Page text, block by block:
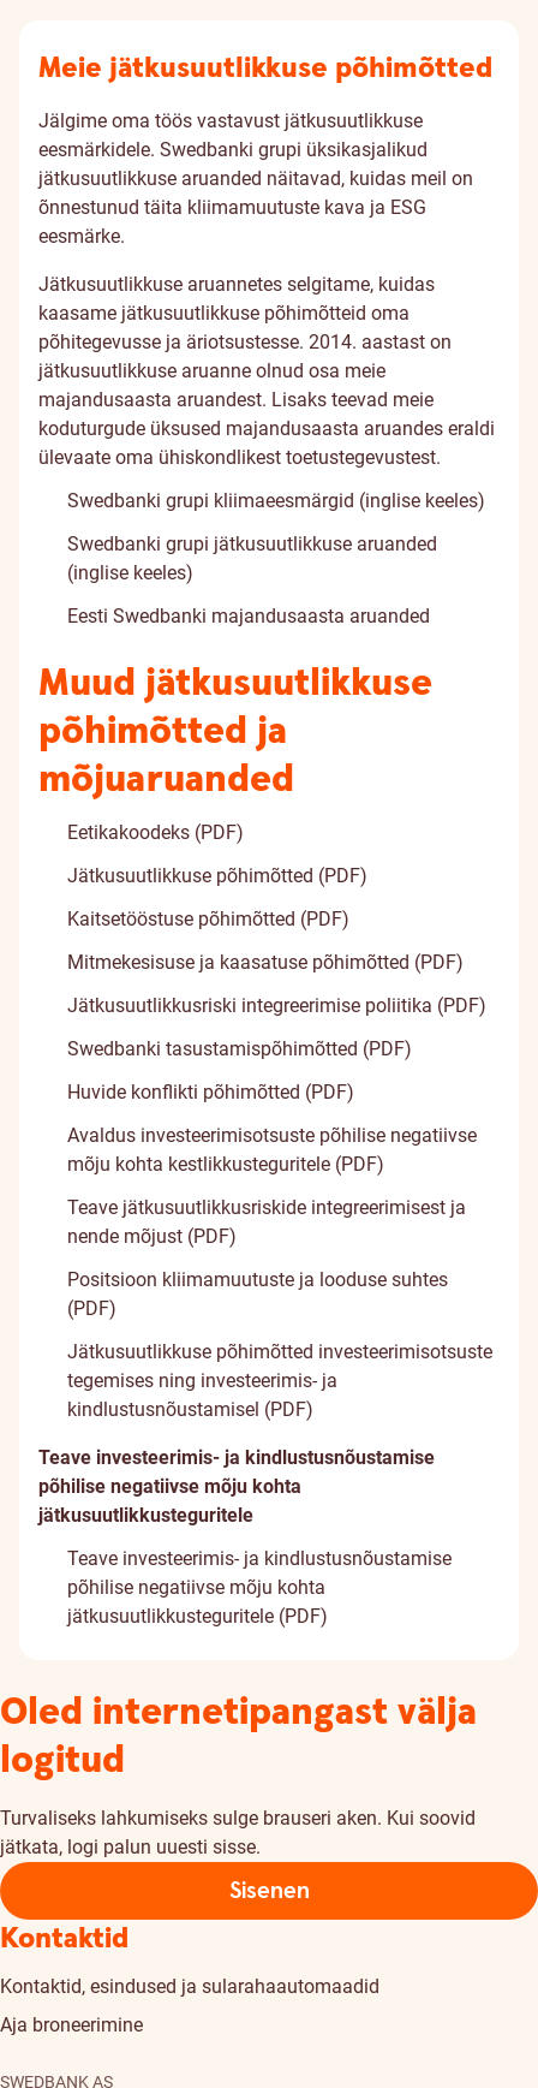
Meie jätkusuutlikkuse põhimõtted
Jälgime oma töös vastavust jätkusuutlikkuse
eesmärkidele. Swedbanki grupi üksikasjalikud
jätkusuutlikkuse aruanded näitavad, kuidas meil on
õnnestunud täita kliimamuutuste kava ja ESG
eesmärke.
Jätkusuutlikkuse aruannetes selgitame, kuidas
kaasame jätkusuutlikkuse põhimõtteid oma
põhitegevusse ja äriotsustesse. 2014. aastast on
jätkusuutlikkuse aruanne olnud osa meie
majandusaasta aruandest. Lisaks teevad meie
koduturgude üksused majandusaasta aruandes eraldi
ülevaate oma ühiskondlikest toetustegevustest.
Swedbanki grupi kliimaeesmärgid (inglise keeles)
Swedbanki grupi jätkusuutlikkuse aruanded
(inglise keeles)
Eesti Swedbanki majandusaasta aruanded
Muud jätkusuutlikkuse
põhimõtted ja
mõjuaruanded
Eetikakoodeks (PDF)
Jätkusuutlikkuse põhimõtted (PDF)
Kaitsetööstuse põhimõtted (PDF)
Mitmekesisuse ja kaasatuse põhimõtted (PDF)
Jätkusuutlikkusriski integreerimise poliitika (PDF)
Swedbanki tasustamispõhimõtted (PDF)
Huvide konflikti põhimõtted (PDF)
Avaldus investeerimisotsuste põhilise negatiivse
mõju kohta kestlikkusteguritele (PDF)
Teave jätkusuutlikkusriskide integreerimisest ja
nende mõjust (PDF)
Positsioon kliimamuutuste ja looduse suhtes
(PDF)
Jätkusuutlikkuse põhimõtted investeerimisotsuste
tegemises ning investeerimis- ja
kindlustusnõustamisel (PDF)
Teave investeerimis- ja kindlustusnõustamise
põhilise negatiivse mõju kohta
jätkusuutlikkusteguritele
Teave investeerimis- ja kindlustusnõustamise
põhilise negatiivse mõju kohta
jätkusuutlikkusteguritele (PDF)
Oled internetipangast välja
logitud
Turvaliseks lahkumiseks sulge brauseri aken. Kui soovid
jätkata, logi palun uuesti sisse.
Sisenen
Kontaktid
Kontaktid, esindused ja sularahaautomaadid
Aja broneerimine
SWEDBANK AS